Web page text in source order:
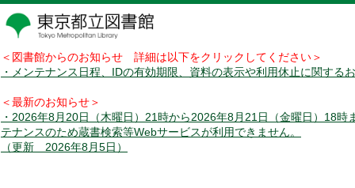
＜図書館からのお知らせ 詳細は以下をクリックしてください＞
・メンテナンス日程、IDの有効期限、資料の表示や利用休止に関する
＜最新のお知らせ＞
・2026年8月20日（木曜日）21時から2026年8月21日（金曜日）18時
テナンスのため蔵書検索等Webサービスが利用できません。
（更新 2026年8月5日）